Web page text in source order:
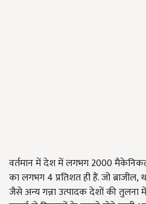
वर्तमान में देश में लगभग 2000
का लगभग 4 प्रतिशत ही हैं. जो
जैसे अन्य गन्ना उत्पादक देशों की तुलना